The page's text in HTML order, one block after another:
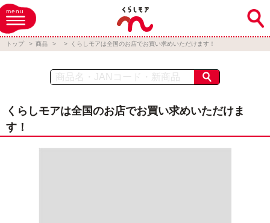
menu
トップ 商品 くらしモアは全国のお店でお買い求めいただけます！
くらしモアは全国のお店でお買い求めいただけま
す！